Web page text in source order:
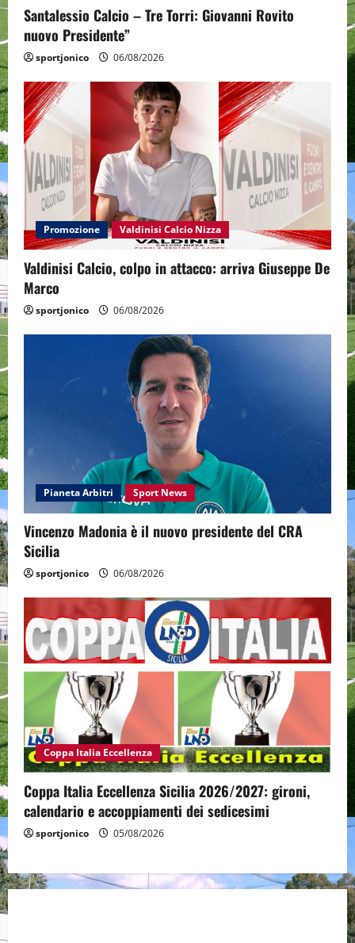
Santalessio Calcio – Tre Torri: Giovanni Rovito
nuovo Presidente”
sportjonico 06/08/2026
Promozione Valdinisi Calcio Nizza
Valdinisi Calcio, colpo in attacco: arriva Giuseppe De
Marco
sportjonico 06/08/2026
Pianeta Arbitri Sport News
Vincenzo Madonia è il nuovo presidente del CRA
Sicilia
sportjonico 06/08/2026
Coppa Italia Eccellenza
Coppa Italia Eccellenza Sicilia 2026/2027: gironi,
calendario e accoppiamenti dei sedicesimi
sportjonico 05/08/2026